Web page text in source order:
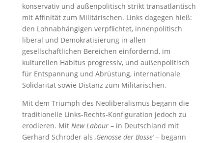
konservativ und außenpolitisch strikt transatlantisch
mit Affinität zum Militärischen. Links dagegen hieß:
den Lohnabhängigen verpflichtet, innenpolitisch
liberal und Demokratisierung in allen
gesellschaftlichen Bereichen einfordernd, im
kulturellen Habitus progressiv, und außenpolitisch
für Entspannung und Abrüstung, internationale
Solidarität sowie Distanz zum Militärischen.
Mit dem Triumph des Neoliberalismus begann die
traditionelle Links-Rechts-Konfiguration jedoch zu
erodieren. Mit New Labour– in Deutschland mit
Gerhard Schröder als ‚Genosse der Bosse‘– begann